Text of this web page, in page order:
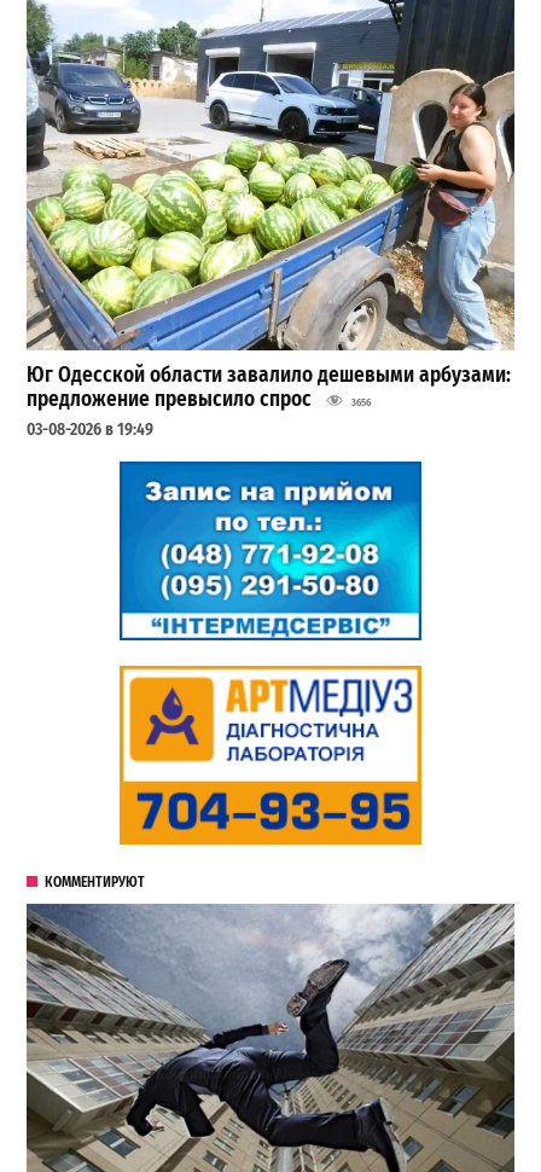
Юг Одесской области завалило дешевыми арбузами:
предложение превысило спрос
3656
03-08-2026 в 19:49
КОММЕНТИРУЮТ